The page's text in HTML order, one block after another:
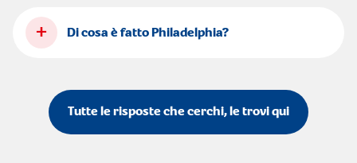
+ Di cosa è fatto Philadelphia?
Tutte le risposte che cerchi, le trovi qui